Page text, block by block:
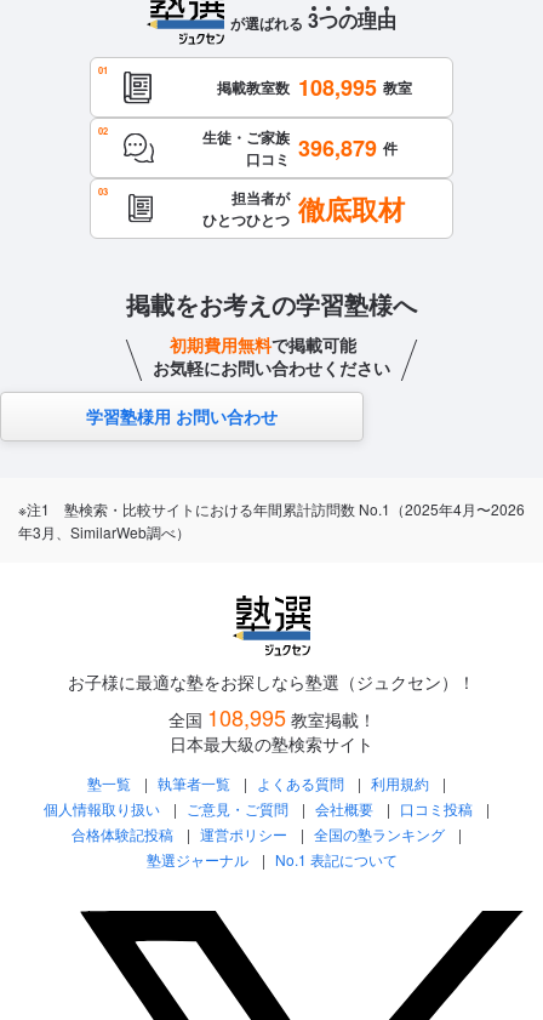
が選ばれる 3つの理由
掲載教室数 108,995 教室
生徒・ご家族
口コミ 396,879 件
担当者が
ひとつひとつ 徹底取材
掲載をお考えの学習塾様へ
初期費用無料で掲載可能
お気軽にお問い合わせください
学習塾様用 お問い合わせ
※注1 塾検索・比較サイトにおける年間累計訪問数 No.1（2025年4月〜2026
年3月、SimilarWeb調べ）
お子様に最適な塾をお探しなら塾選（ジュクセン）！
全国 108,995 教室掲載！
日本最大級の塾検索サイト
塾一覧 執筆者一覧 よくある質問
利用規約
個人情報取り扱い
ご意見・ご質問 会社概要
口コミ投稿
合格体験記投稿
運営ポリシー
全国の塾ランキング
塾選ジャーナル
No.1 表記について